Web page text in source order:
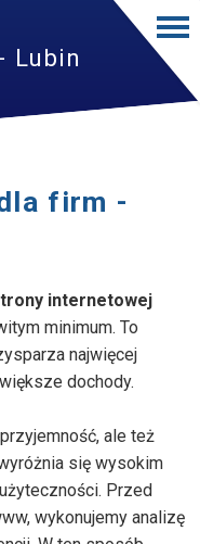
Lubin
firm -
internetowej
minimum. To
najwięcej
dochody.
ale też
się wysokim
Przed
wykonujemy analizę